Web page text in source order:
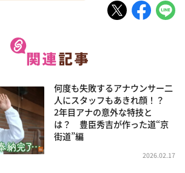
何度も失敗するアナウンサー二
人にスタッフもあきれ顔！？
2年目アナの意外な特技と
は？ 豊臣秀吉が作った道“京
街道”編
2026.02.17